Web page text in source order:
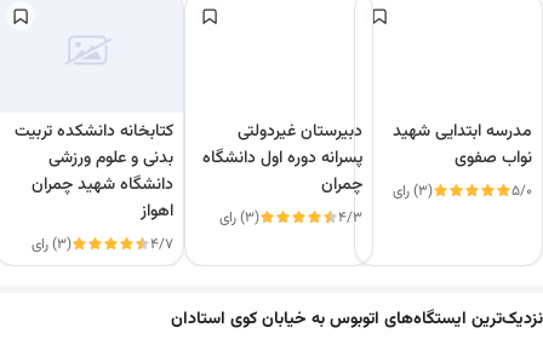
مدرسه ابتدایی شهید
نواب صفوی
5/0 (3) رای
دبیرستان غیردولتی
پسرانه دوره اول دانشگاه
چمران
4/3 (3) رای
کتابخانه دانشکده تربیت
بدنی و علوم ورزشی
دانشگاه شهید چمران
اهواز
4/7 (3) رای
نزدیک‌ترین ایستگاه‌های اتوبوس به خیابان کوی استادان